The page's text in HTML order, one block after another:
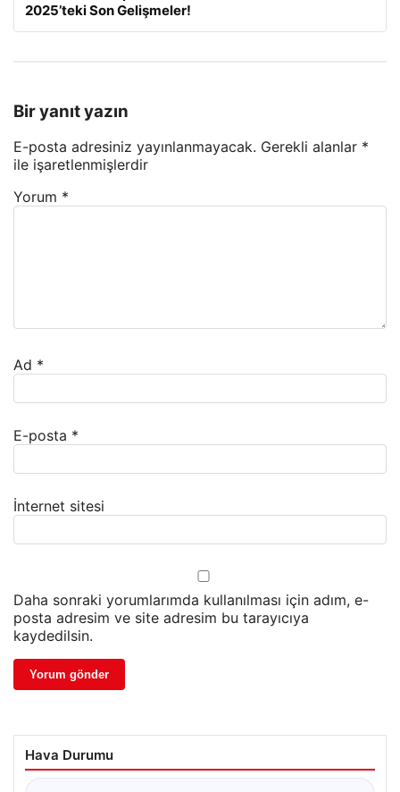
2025’teki Son Gelişmeler!
Bir yanıt yazın
E-posta adresiniz yayınlanmayacak. Gerekli alanlar *
ile işaretlenmişlerdir
Yorum *
Ad *
E-posta *
İnternet sitesi
Daha sonraki yorumlarımda kullanılması için adım, e-
posta adresim ve site adresim bu tarayıcıya
kaydedilsin.
Hava Durumu